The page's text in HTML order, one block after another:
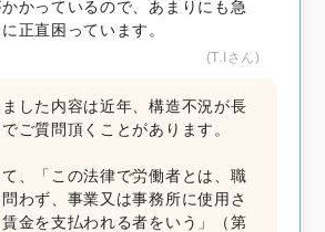
かっているので、あまりにも急
正直困っています。
(T.Iさん)
した内容は近年、構造不況が長
ご質問頂くことがあります。
、「この法律で労働者とは、職
わず、事業又は事務所に使用さ
金を支払われる者をいう」（第